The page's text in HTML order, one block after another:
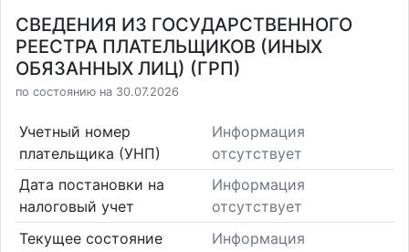
СВЕДЕНИЯ ИЗ ГОСУДАРСТВЕННОГО
РЕЕСТРА ПЛАТЕЛЬЩИКОВ (ИНЫХ
ОБЯЗАННЫХ ЛИЦ) (ГРП)
по состоянию на 30.07.2026
Учетный номер
плательщика (УНП)
Информация
отсутствует
Дата постановки на
налоговый учет
Информация
отсутствует
Текущее состояние
Информация